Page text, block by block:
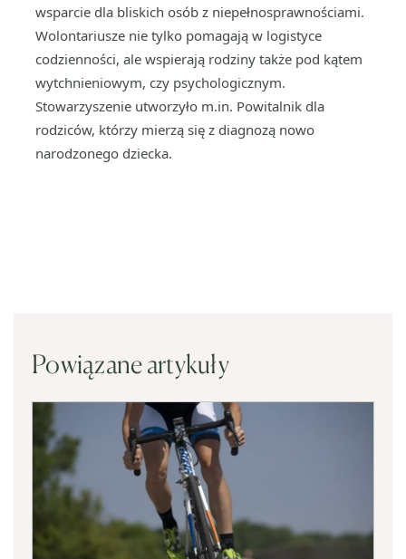
wsparcie dla bliskich osób z niepełnosprawnościami.
Wolontariusze nie tylko pomagają w logistyce
codzienności, ale wspierają rodziny także pod kątem
wytchnieniowym, czy psychologicznym.
Stowarzyszenie utworzyło m.in. Powitalnik dla
rodziców, którzy mierzą się z diagnozą nowo
narodzonego dziecka.
Powiązane artykuły